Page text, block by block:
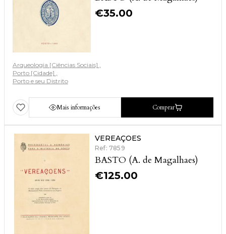
€35.00
Arqueologia [Ciências Sociais]
Porto [Cidade]
Porto e seu Distrito
Mais informações Comprar
VEREAÇOES
Ref: 7859
BASTO (A. de Magalhaes)
€125.00